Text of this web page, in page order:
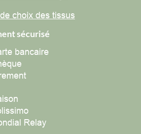
choix des tissus
sécurisé
bancaire
Relay